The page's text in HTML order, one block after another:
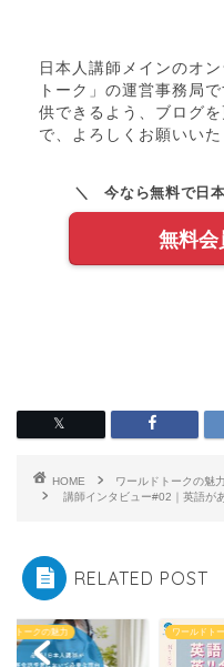
日本人講師メインのオ
トーク」の運営事務局
供できるよう、ブログ
で、よろしくお願いいた
＼ 今なら無料で日
無料会
HOME
ワールドトークの魅力
講師インタビュー#02｜英語が
RELATED POST
ドトークの魅力 ワールドト